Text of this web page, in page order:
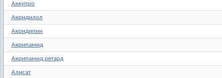
Аккупро
Акридилол
Акридипин
Акрипамид
Акрипамид ретард
Алисат